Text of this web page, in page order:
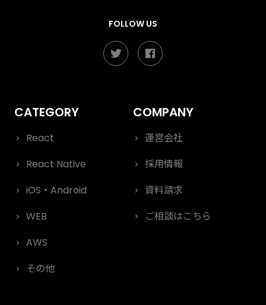
FOLLOW US
React
React Native
iOS・Android
WEB
AWS
その他
運営会社
採用情報
資料請求
ご相談はこちら